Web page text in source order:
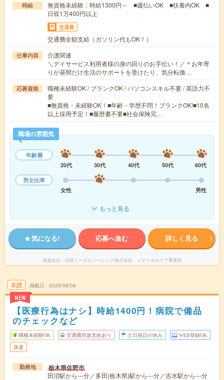
時給
無資格未経験：時給1300円～ ■週払いOK ■扶養内OK ■
日収1万400円以上
交通費
交通費全額支給（ガソリン代もOK！）
仕事内容
介護関連
＼デイサービス利用者様の身の回りのお手伝い！／＊お年寄
りが昼間だけ生活のサポートを受けたり、気分転換…
応募資格
職種未経験OK / ブランクOK / パソコンスキル不要 / 英語力不
要
■無資格・未経験OK！■年齢・学歴不問！ブランクOK!■10名
以上採用予定！■履歴書不要■社会保険完…
職場の雰囲気
年齢層
20代
30代 40代 50代
60代
男女比率
女性
男性
もっと見る
気になる! 応募へ進む 詳しく見る
派遣会社 日研トータルソーシング株式会社 メディカルケア事業部
未読
NEW
掲載日 2026/08/08
【医療行為はナシ】時給1400円！病院で備品
のチェックなど
職種未経験OK 交通費別途支給あり 土日祝日が休み WEB登録OK
派遣
勤務地 栃木県佐野市
田沼駅から---分／多田(栃木県)駅から---分／吉水駅から---分